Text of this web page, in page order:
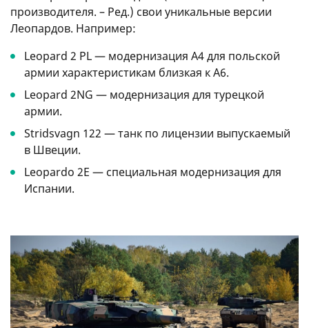
производителя. – Ред.) свои уникальные версии
Леопардов. Например:
Leopard 2 PL — модернизация А4 для польской
армии характеристикам близкая к A6.
Leopard 2NG — модернизация для турецкой
армии.
Stridsvagn 122 — танк по лицензии выпускаемый
в Швеции.
Leopardo 2E — специальная модернизация для
Испании.